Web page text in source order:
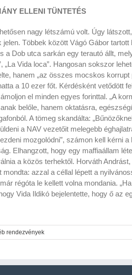
ELLENI TÜNTETÉS
nagy létszámú volt. Úgy
Többek között Vágó Gábor
a Dob utca sarkán egy terautó állt,
„La Vida loca”. Hangosan sokszor
hanem „az összes mocskos
a 10 ezer főt. Kérdésként vetődött
el minden egyes forinttal. „A
belőle, hanem oktatásra,
A tömeg skandálta:
a NAV vezetőit melegebb
mozgolódni”, számon kell kérni
Elhangzott, hogy egy maffiaállam
a közös terhektől. Horváth
azzal a céllal lépett a
régóta le kellett volna mondania.
Vida Ildikó bejelentette, hogy ő az
rendezvények